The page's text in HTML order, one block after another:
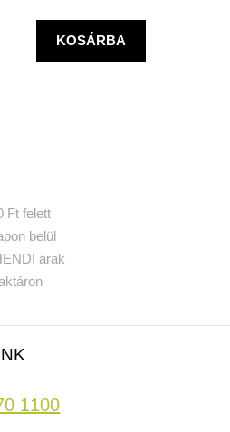
KOSÁRBA
Ft felett
belül
árak
1100